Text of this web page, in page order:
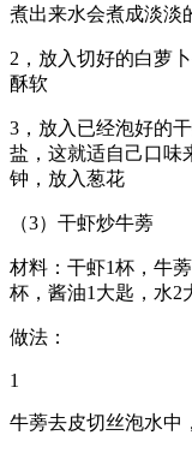
煮出来水会煮成淡淡
2，放入切好的白萝
酥软
3，放入已经泡好的
盐，这就适自己口味
钟，放入葱花
（3）干虾炒牛蒡
材料：干虾1杯，牛
杯，酱油1大匙，水2
做法：
1
牛蒡去皮切丝泡水中